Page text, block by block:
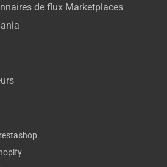
de flux Marketplaces